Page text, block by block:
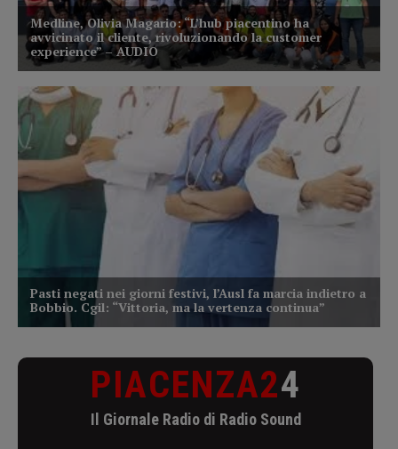
PIACENZA24
Il Giornale Radio di Radio Sound